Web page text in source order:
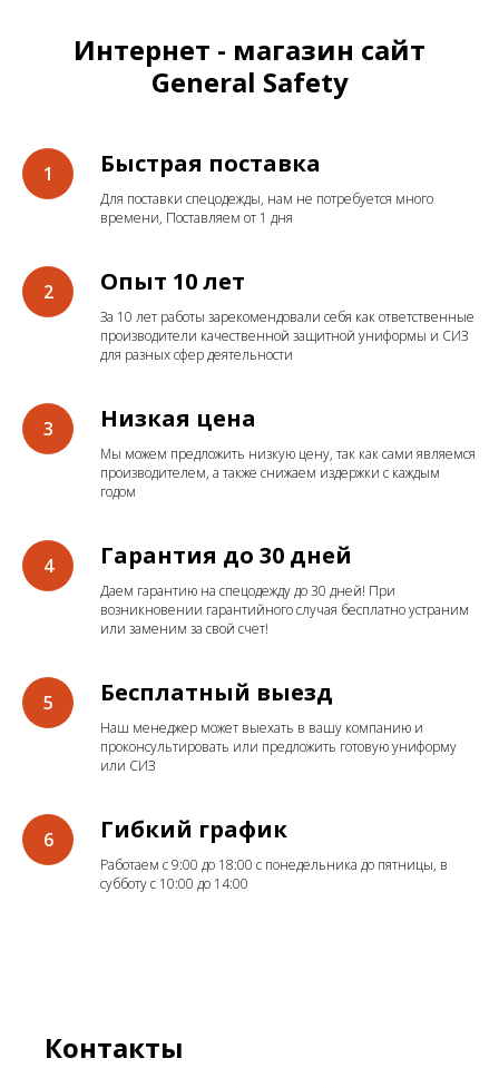
Интернет - магазин сайт
General Safety
Быстрая поставка
Для поставки спецодежды, нам не потребуется много
времени, Поставляем от 1 дня
Опыт 10 лет
За 10 лет работы зарекомендовали себя как ответственные
производители качественной защитной униформы и СИЗ
для разных сфер деятельности
Низкая цена
Мы можем предложить низкую цену, так как сами являемся
производителем, а также снижаем издержки с каждым
годом
Гарантия до 30 дней
Даем гарантию на спецодежду до 30 дней! При
возникновении гарантийного случая бесплатно устраним
или заменим за свой счет!
Бесплатный выезд
Наш менеджер может выехать в вашу компанию и
проконсультировать или предложить готовую униформу
или СИЗ
Гибкий график
Работаем с 9:00 до 18:00 с понедельника до пятницы, в
субботу с 10:00 до 14:00
Контакты